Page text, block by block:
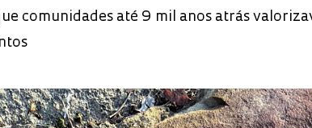
comunidades até 9 mil anos atrás